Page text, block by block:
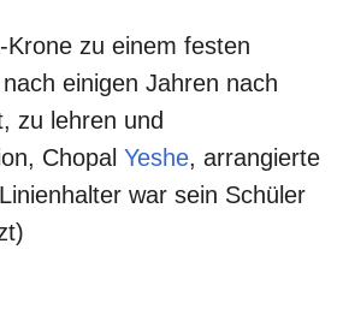
zu einem festen
einigen Jahren nach
zu lehren und
Chopal Yeshe, arrangierte
war sein Schüler